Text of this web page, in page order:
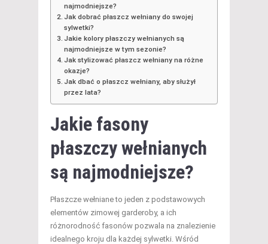
najmodniejsze?
Jak dobrać płaszcz wełniany do swojej
sylwetki?
Jakie kolory płaszczy wełnianych są
najmodniejsze w tym sezonie?
Jak stylizować płaszcz wełniany na różne
okazje?
Jak dbać o płaszcz wełniany, aby służył
przez lata?
Jakie fasony
płaszczy wełnianych
są najmodniejsze?
Płaszcze wełniane to jeden z podstawowych
elementów zimowej garderoby, a ich
różnorodność fasonów pozwala na znalezienie
idealnego kroju dla każdej sylwetki. Wśród